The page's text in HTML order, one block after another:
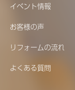
イベント情報
お客様の声
リフォームの流れ
よくある質問